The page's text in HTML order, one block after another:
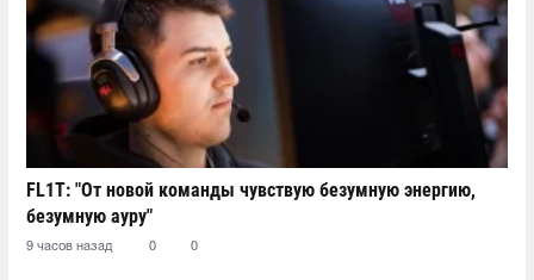
FL1T: "От новой команды чувствую безумную энергию,
безумную ауру"
9 часов назад 0 0